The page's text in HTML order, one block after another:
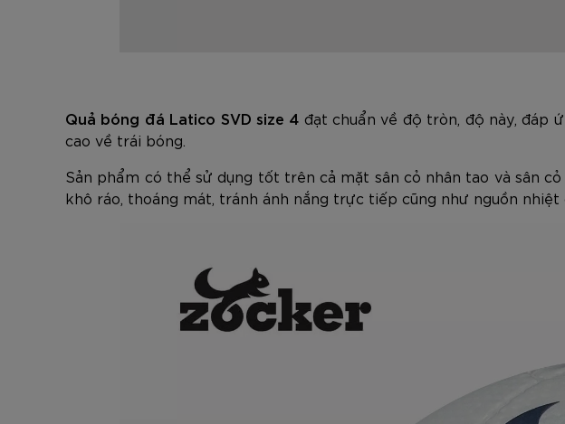
Quả bóng đá Latico SVD size 4 đạt chuẩn về độ tròn, độ này, đáp
cao về trái bóng.
Sản phẩm có thể sử dụng tốt trên cả mặt sân cỏ nhân tao và sân
khô ráo, thoáng mát, tránh ánh nắng trực tiếp cũng như nguồn nhiệt